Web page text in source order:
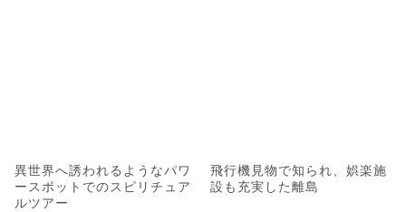
異世界へ誘われるようなパワ
ースポットでのスピリチュア
ルツアー
飛行機見物で知られ、娯楽施
設も充実した離島